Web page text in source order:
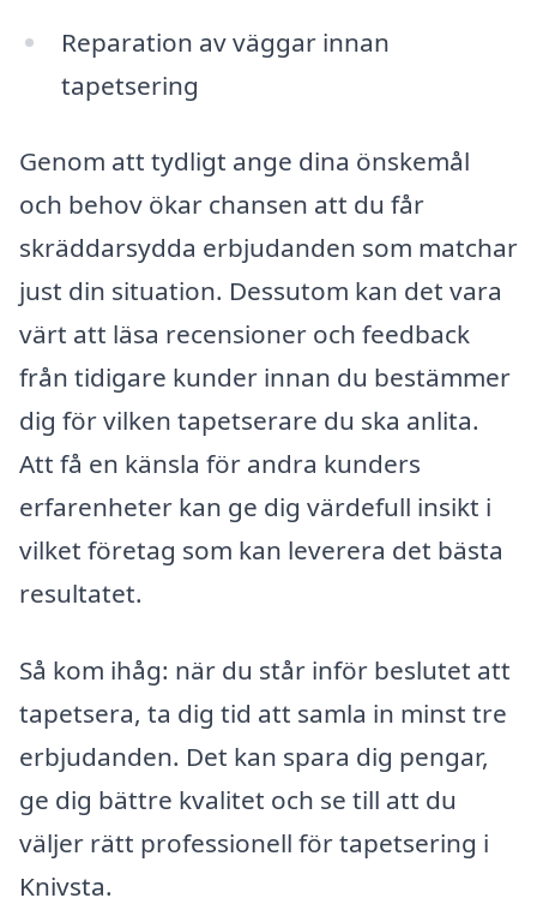
Reparation av väggar innan
tapetsering
Genom att tydligt ange dina önskemål
och behov ökar chansen att du får
skräddarsydda erbjudanden som matchar
just din situation. Dessutom kan det vara
värt att läsa recensioner och feedback
från tidigare kunder innan du bestämmer
dig för vilken tapetserare du ska anlita.
Att få en känsla för andra kunders
erfarenheter kan ge dig värdefull insikt i
vilket företag som kan leverera det bästa
resultatet.
Så kom ihåg: när du står inför beslutet att
tapetsera, ta dig tid att samla in minst tre
erbjudanden. Det kan spara dig pengar,
ge dig bättre kvalitet och se till att du
väljer rätt professionell för tapetsering i
Knivsta.